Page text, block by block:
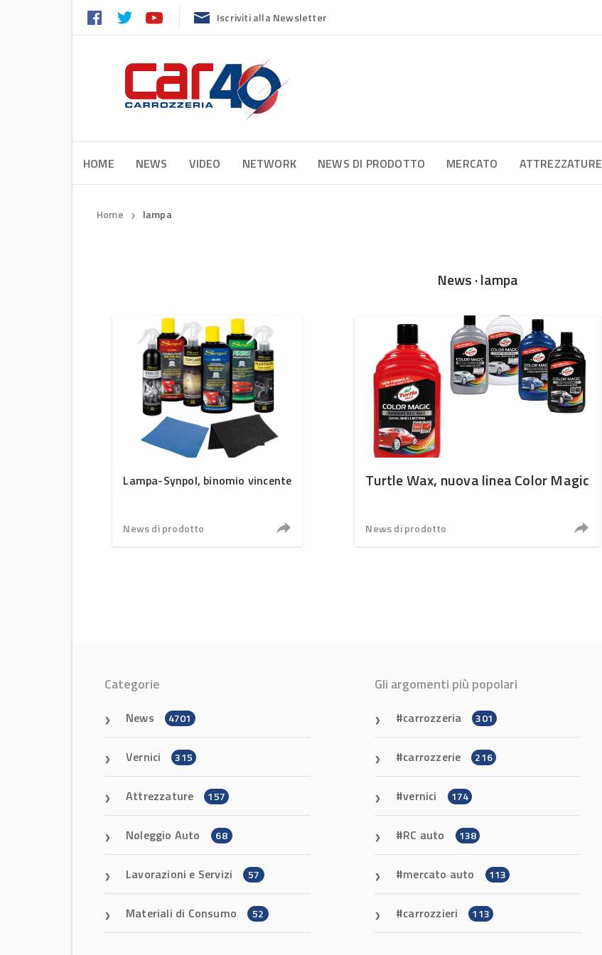
Iscriviti alla Newsletter
HOME NEWS VIDEO NETWORK NEWS DI PRODOTTO MERCATO ATTREZZATURE
Home ❯ lampa
News · lampa
Lampa-Synpol, binomio vincente
News di prodotto
Turtle Wax, nuova linea Color Magic
News di prodotto
Categorie
News 4701
Vernici 315
Attrezzature 157
Noleggio Auto 68
Lavorazioni e Servizi 57
Materiali di Consumo 52
Gli argomenti più popolari
carrozzeria 301
carrozzerie 216
vernici 174
RC auto 138
mercato auto 113
carrozzieri 113